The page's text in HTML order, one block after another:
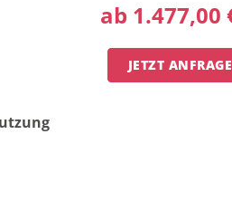
ab 1.477,00
JETZT